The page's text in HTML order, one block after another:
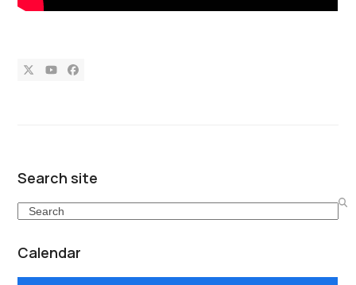
TwitterYouTubeFacebook
Search site
Search
Calendar